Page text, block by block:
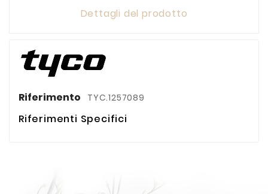
Dettagli del prodotto
Riferimento TYC.1257089
Riferimenti Specifici